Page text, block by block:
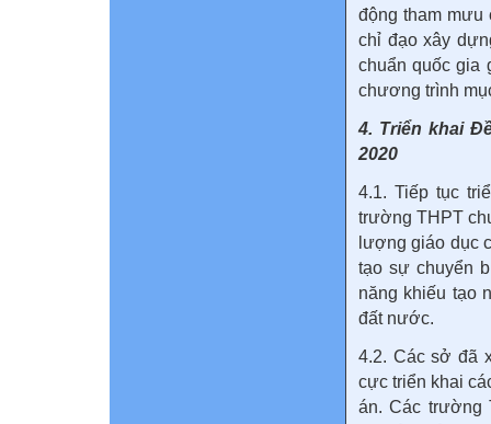
động tham mưu
chỉ đạo xây
chuẩn quốc gia
chương trình
4. Triển khai
2020
4.1. Tiếp tục
trường THPT
lượng giáo dục
tạo sự chuyển
năng khiếu tạo
đất nước.
4.2. Các sở đã
cực triển khai
án. Các trường